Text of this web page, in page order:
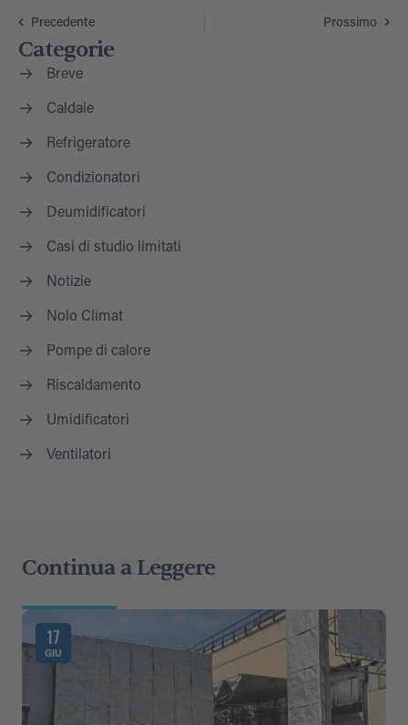
Precedente Prossimo
Categorie
Breve
Caldaie
Refrigeratore
Condizionatori
Deumidificatori
Casi di studio limitati
Notizie
Nolo Climat
Pompe di calore
Riscaldamento
Umidificatori
Ventilatori
Continua a Leggere
17
GIU